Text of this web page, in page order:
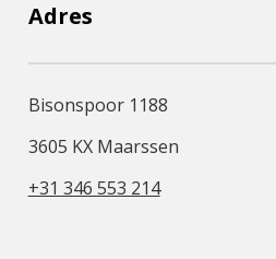
Adres
Bisonspoor 1188
3605 KX Maarssen
+31 346 553 214